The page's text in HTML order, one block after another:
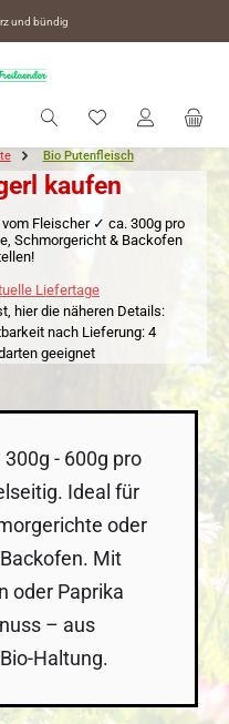
und bündig
Du hast 0
Bio Putenfleisch
kaufen
Fleischer ✓ ca. 300g pro
Schmorgericht & Backofen
Liefertage
hier die näheren Details:
nach Lieferung: 4
geeignet
- 600g pro
Ideal für
oder
Mit
oder Paprika
– aus
Haltung.